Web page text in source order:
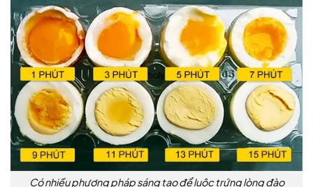
Có nhiều phương pháp sáng tạo để luộc trứng lòng đào